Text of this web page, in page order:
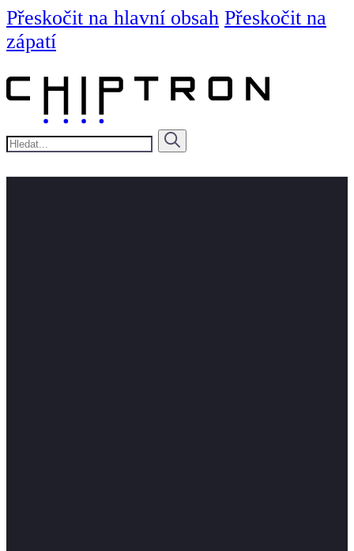
Přeskočit na hlavní obsah Přeskočit na
zápatí
Hledat